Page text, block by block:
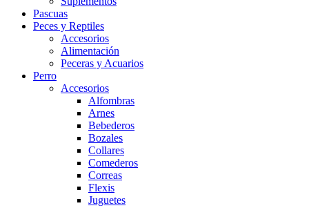
Pascuas
Peces y Reptiles
Accesorios
Alimentación
Peceras y Acuarios
Perro
Accesorios
Alfombras
Arnes
Bebederos
Bozales
Collares
Comederos
Correas
Flexis
Juguetes